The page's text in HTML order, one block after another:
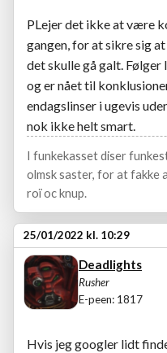
PLejer det ikke at være
gangen, for at sikre sig
det skulle gå galt. Følger
og er nået til
endagslinser i ugevis
nok ikke helt smart.
I funkekasset diser
olmsk saster, for at fakke
roï oc knup.
25/01/2022 kl. 10:29
Deadlights
Rusher
E-peen: 1817
Hvis jeg googler lidt